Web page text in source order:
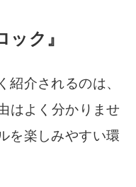
ク』
紹介されるのは、
はよく分かりませ
を楽しみやすい環